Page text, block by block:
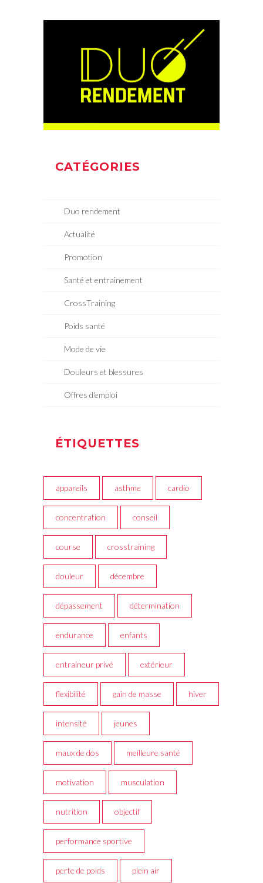
CATÉGORIES
Duo rendement
Actualité
Promotion
Santé et entrainement
CrossTraining
Poids santé
Mode de vie
Douleurs et blessures
Offres d'emploi
ÉTIQUETTES
appareils asthme cardio
concentration conseil
course crosstraining
douleur décembre
dépassement détermination
endurance enfants
entraineur privé extérieur
flexibilité gain de masse hiver
intensité jeunes
maux de dos meilleure santé
motivation musculation
nutrition objectif
performance sportive
perte de poids plein air